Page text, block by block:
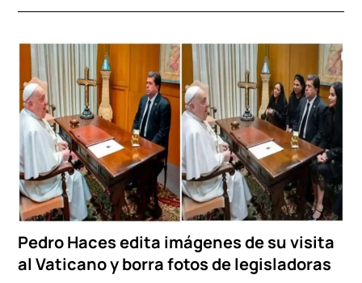
Pedro Haces edita imágenes de su visita
al Vaticano y borra fotos de legisladoras